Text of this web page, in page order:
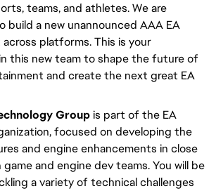
teams, and athletes. We are
build a new unannounced AAA EA
platforms. This is your
this new team to shape the future of
and create the next great EA
Group is part of the EA
focused on developing the
and engine enhancements in close
and engine dev teams. You will be
a variety of technical challenges